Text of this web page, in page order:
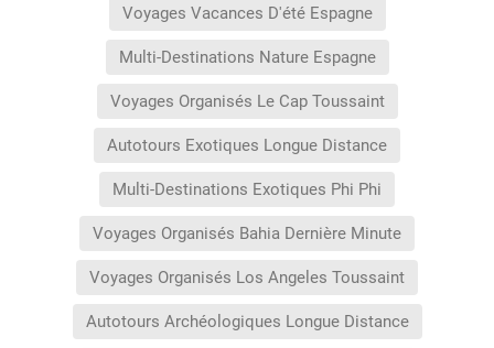
Voyages Vacances D'été Espagne
Multi-Destinations Nature Espagne
Voyages Organisés Le Cap Toussaint
Autotours Exotiques Longue Distance
Multi-Destinations Exotiques Phi Phi
Voyages Organisés Bahia Dernière Minute
Voyages Organisés Los Angeles Toussaint
Autotours Archéologiques Longue Distance